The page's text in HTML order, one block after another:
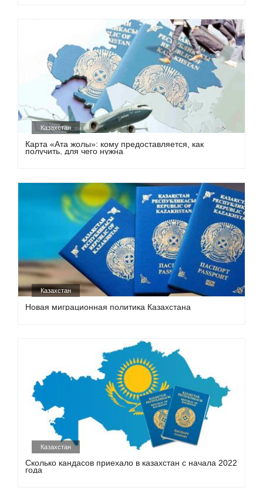
Казахстан
Карта «Ата жолы»: кому предоставляется, как
получить, для чего нужна
Казахстан
Новая миграционная политика Казахстана
Казахстан
Сколько кандасов приехало в казахстан с начала 2022
года